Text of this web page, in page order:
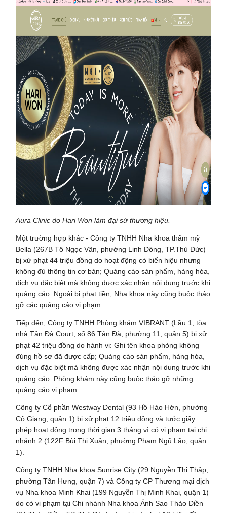
Aura Clinic do Hari Won làm đại sứ thương hiệu.
Một trường hợp khác - Công ty TNHH Nha khoa thẩm mỹ
Bella (267B Tô Ngọc Vân, phường Linh Đông, TP.Thủ Đức)
bị xử phạt 44 triệu đồng do hoạt động có biển hiệu nhưng
không đủ thông tin cơ bản; Quảng cáo sản phẩm, hàng hóa,
dịch vụ đặc biệt mà không được xác nhận nội dung trước khi
quảng cáo. Ngoài bị phạt tiền, Nha khoa này cũng buộc tháo
gỡ các quảng cáo vi phạm.
Tiếp đến, Công ty TNHH Phòng khám VIBRANT (Lầu 1, tòa
nhà Tản Đà Court, số 86 Tản Đà, phường 11, quận 5) bị xử
phạt 42 triệu đồng do hành vi: Ghi tên khoa phòng không
đúng hồ sơ đã được cấp; Quảng cáo sản phẩm, hàng hóa,
dịch vụ đặc biệt mà không được xác nhận nội dung trước khi
quảng cáo. Phòng khám này cũng buộc tháo gỡ những
quảng cáo vi phạm.
Công ty Cổ phần Westway Dental (93 Hồ Hảo Hớn, phường
Cô Giang, quận 1) bị xử phạt 12 triệu đồng và tước giấy
phép hoạt động trong thời gian 3 tháng vì có vi phạm tại chi
nhánh 2 (122F Bùi Thị Xuân, phường Phạm Ngũ Lão, quận
1).
Công ty TNHH Nha khoa Sunrise City (29 Nguyễn Thị Thập,
phường Tân Hưng, quận 7) và Công ty CP Thương mại dịch
vụ Nha khoa Minh Khai (199 Nguyễn Thị Minh Khai, quận 1)
do có vi phạm tại Chi nhánh Nha khoa Ánh Sao Thảo Điền